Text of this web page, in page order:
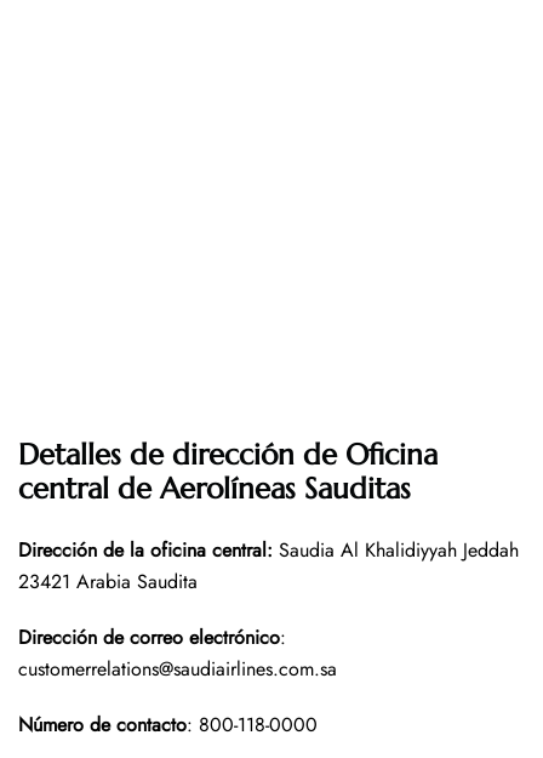
Detalles de dirección de Oficina
central de Aerolíneas Sauditas
Dirección de la oficina central: Saudia Al Khalidiyyah Jeddah
23421 Arabia Saudita
Dirección de correo electrónico:
customerrelations@saudiairlines.com.sa
Número de contacto: 800-118-0000